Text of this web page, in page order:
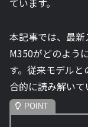
ています。
本記事では、最新
M350がどのよう
す。従来モデル
合的に読み解いて